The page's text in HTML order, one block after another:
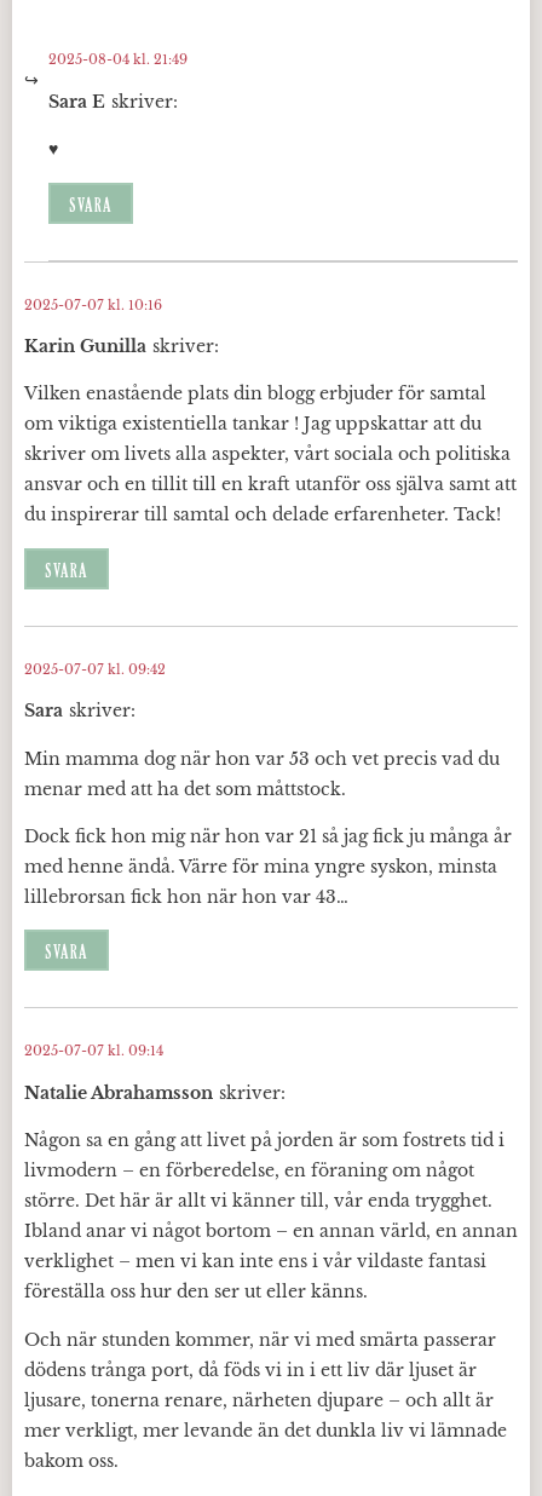
Sara E skriver:
2025-08-04 kl. 21:49
♥️
SVARA
Karin Gunilla skriver:
2025-07-07 kl. 10:16
Vilken enastående plats din blogg erbjuder för samtal
om viktiga existentiella tankar ! Jag uppskattar att du
skriver om livets alla aspekter, vårt sociala och politiska
ansvar och en tillit till en kraft utanför oss själva samt att
du inspirerar till samtal och delade erfarenheter. Tack!
SVARA
Sara skriver:
2025-07-07 kl. 09:42
Min mamma dog när hon var 53 och vet precis vad du
menar med att ha det som måttstock.
Dock fick hon mig när hon var 21 så jag fick ju många år
med henne ändå. Värre för mina yngre syskon, minsta
lillebrorsan fick hon när hon var 43…
SVARA
Natalie Abrahamsson skriver:
2025-07-07 kl. 09:14
Någon sa en gång att livet på jorden är som fostrets tid i
livmodern – en förberedelse, en föraning om något
större. Det här är allt vi känner till, vår enda trygghet.
Ibland anar vi något bortom – en annan värld, en annan
verklighet – men vi kan inte ens i vår vildaste fantasi
föreställa oss hur den ser ut eller känns.
Och när stunden kommer, när vi med smärta passerar
dödens trånga port, då föds vi in i ett liv där ljuset är
ljusare, tonerna renare, närheten djupare – och allt är
mer verkligt, mer levande än det dunkla liv vi lämnade
bakom oss.